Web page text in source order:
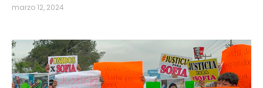
marzo 12, 2024